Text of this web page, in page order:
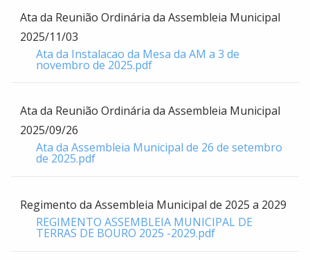
Ata da Reunião Ordinária da Assembleia Municipal
2025/11/03
Ata da Instalacao da Mesa da AM a 3 de
novembro de 2025.pdf
Ata da Reunião Ordinária da Assembleia Municipal
2025/09/26
Ata da Assembleia Municipal de 26 de setembro
de 2025.pdf
Regimento da Assembleia Municipal de 2025 a 2029
REGIMENTO ASSEMBLEIA MUNICIPAL DE
TERRAS DE BOURO 2025 -2029.pdf